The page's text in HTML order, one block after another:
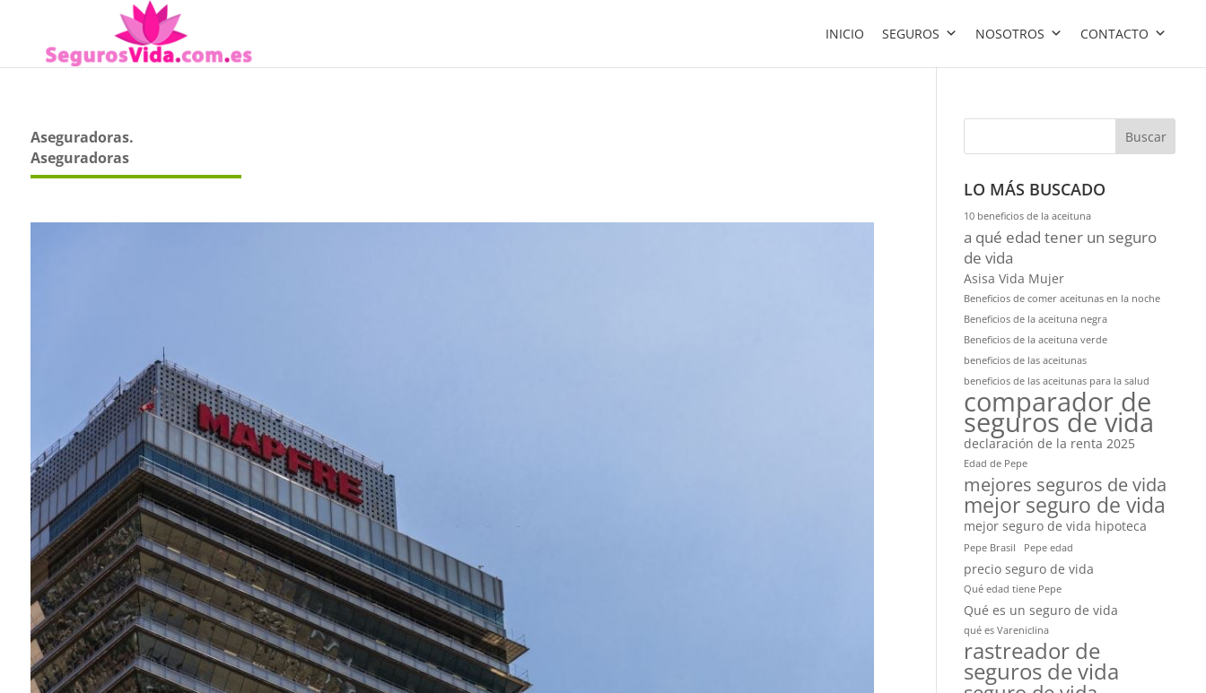
INICIO SEGUROS NOSOTROS CONTACTO
Aseguradoras.
Aseguradoras
Buscar
LO MÁS BUSCADO
10 beneficios de la aceituna
a qué edad tener un seguro
de vida
Asisa Vida Mujer
Beneficios de comer aceitunas en la noche
Beneficios de la aceituna negra
Beneficios de la aceituna verde
beneficios de las aceitunas
beneficios de las aceitunas para la salud
comparador de
seguros de vida
declaración de la renta 2025
Edad de Pepe
mejores seguros de vida
mejor seguro de vida
mejor seguro de vida hipoteca
Pepe Brasil Pepe edad
precio seguro de vida
Qué edad tiene Pepe
Qué es un seguro de vida
qué es Vareniclina
rastreador de
seguros de vida